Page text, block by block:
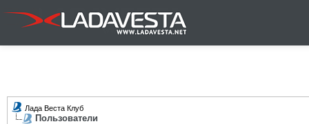
Лада Веста Клуб
Пользователи